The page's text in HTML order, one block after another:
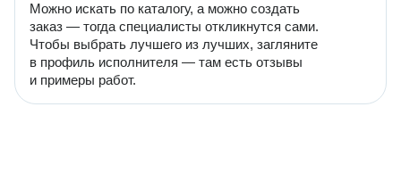
Можно искать по каталогу, а можно создать
заказ — тогда специалисты откликнутся сами.
Чтобы выбрать лучшего из лучших, загляните
в профиль исполнителя — там есть отзывы
и примеры работ.